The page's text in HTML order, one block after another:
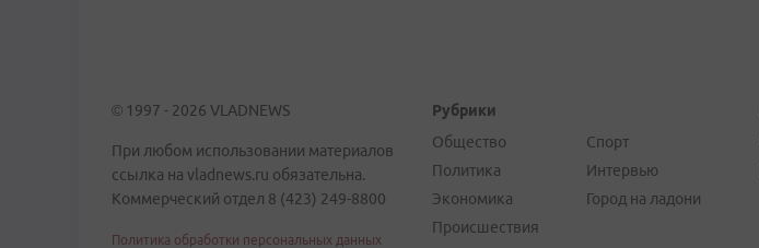
© 1997 - 2026 VLADNEWS
При любом использовании материалов
ссылка на vladnews.ru обязательна.
Коммерческий отдел 8 (423) 249-8800
Политика обработки персональных данных
Рубрики
Общество
Политика
Экономика
Происшествия
Спорт
Интервью
Город на ладони